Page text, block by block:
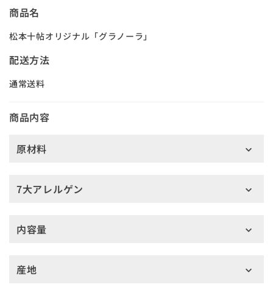
商品名
松本十帖オリジナル「グラノーラ」
配送方法
通常送料
商品内容
原材料
7大アレルゲン
内容量
産地